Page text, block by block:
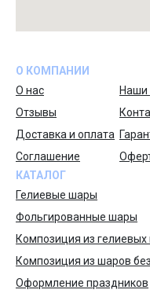
О КОМПАНИИ
О нас
Наши
Отзывы
Доставка и оплата
Соглашение
КАТАЛОГ
Гелиевые шары
Фольгированные шары
Композиция из
Композиция из шаров
Оформление праздников